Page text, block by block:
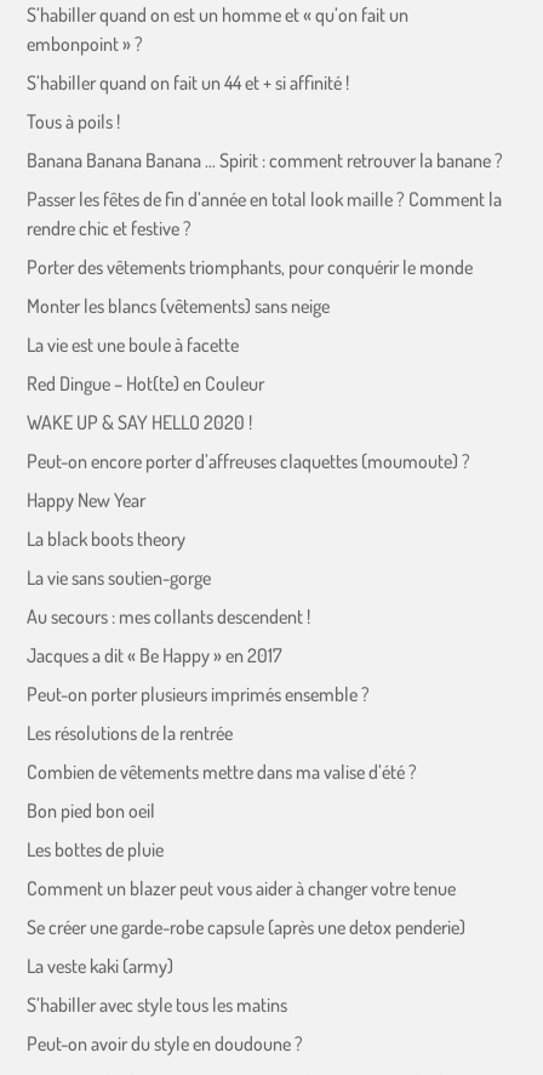
S’habiller quand on est un homme et « qu’on fait un
embonpoint » ?
S’habiller quand on fait un 44 et + si affinité !
Tous à poils !
Banana Banana Banana … Spirit : comment retrouver la banane ?
Passer les fêtes de fin d’année en total look maille ? Comment la
rendre chic et festive ?
Porter des vêtements triomphants, pour conquérir le monde
Monter les blancs (vêtements) sans neige
La vie est une boule à facette
Red Dingue – Hot(te) en Couleur
WAKE UP & SAY HELLO 2020 !
Peut-on encore porter d’affreuses claquettes (moumoute) ?
Happy New Year
La black boots theory
La vie sans soutien-gorge
Au secours : mes collants descendent !
Jacques a dit « Be Happy » en 2017
Peut-on porter plusieurs imprimés ensemble ?
Les résolutions de la rentrée
Combien de vêtements mettre dans ma valise d’été ?
Bon pied bon oeil
Les bottes de pluie
Comment un blazer peut vous aider à changer votre tenue
Se créer une garde-robe capsule (après une detox penderie)
La veste kaki (army)
S’habiller avec style tous les matins
Peut-on avoir du style en doudoune ?